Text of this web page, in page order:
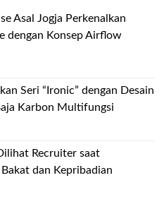
Asal Jogja Perkenalkan
dengan Konsep Airflow
Seri “Ironic” dengan Desain
Karbon Multifungsi
Recruiter saat
dan Kepribadian